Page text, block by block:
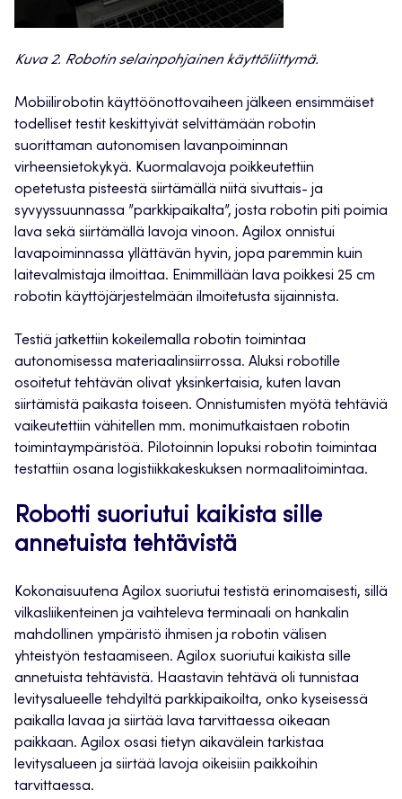
Kuva 2. Robotin selainpohjainen käyttöliittymä.
Mobiilirobotin käyttöönottovaiheen jälkeen ensimmäiset
todelliset testit keskittyivät selvittämään robotin
suorittaman autonomisen lavanpoiminnan
virheensietokykyä. Kuormalavoja poikkeutettiin
opetetusta pisteestä siirtämällä niitä sivuttais- ja
syvyyssuunnassa ”parkkipaikalta”, josta robotin piti poimia
lava sekä siirtämällä lavoja vinoon. Agilox onnistui
lavapoiminnassa yllättävän hyvin, jopa paremmin kuin
laitevalmistaja ilmoittaa. Enimmillään lava poikkesi 25 cm
robotin käyttöjärjestelmään ilmoitetusta sijainnista.
Testiä jatkettiin kokeilemalla robotin toimintaa
autonomisessa materiaalinsiirrossa. Aluksi robotille
osoitetut tehtävän olivat yksinkertaisia, kuten lavan
siirtämistä paikasta toiseen. Onnistumisten myötä tehtäviä
vaikeutettiin vähitellen mm. monimutkaistaen robotin
toimintaympäristöä. Pilotoinnin lopuksi robotin toimintaa
testattiin osana logistiikkakeskuksen normaalitoimintaa.
Robotti suoriutui kaikista sille
annetuista tehtävistä
Kokonaisuutena Agilox suoriutui testistä erinomaisesti, sillä
vilkasliikenteinen ja vaihteleva terminaali on hankalin
mahdollinen ympäristö ihmisen ja robotin välisen
yhteistyön testaamiseen. Agilox suoriutui kaikista sille
annetuista tehtävistä. Haastavin tehtävä oli tunnistaa
levitysalueelle tehdyiltä parkkipaikoilta, onko kyseisessä
paikalla lavaa ja siirtää lava tarvittaessa oikeaan
paikkaan. Agilox osasi tietyn aikavälein tarkistaa
levitysalueen ja siirtää lavoja oikeisiin paikkoihin
tarvittaessa.